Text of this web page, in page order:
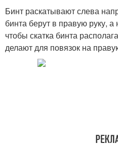
Бинт раскатывают слева
бинта берут в правую руку,
чтобы скатка бинта
делают для повязок на